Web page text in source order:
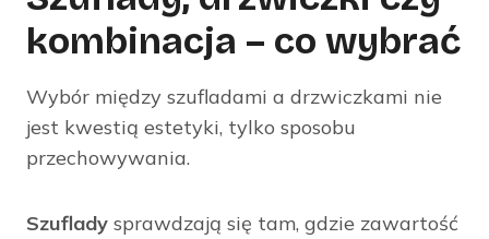
kombinacja – co wybrać
Wybór między szufladami a drzwiczkami nie
jest kwestią estetyki, tylko sposobu
przechowywania.
Szuflady sprawdzają się tam, gdzie zawartość